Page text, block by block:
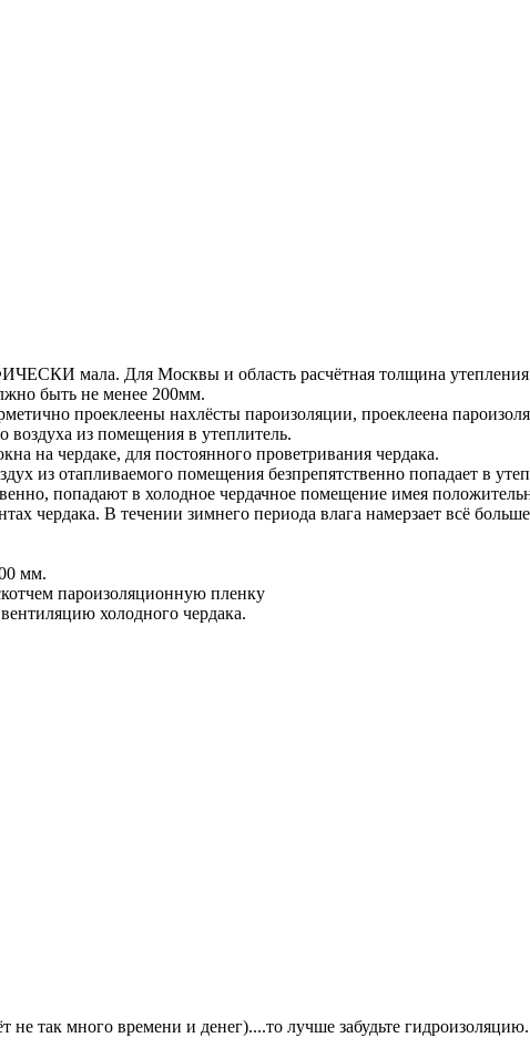
мала. Для Москвы и область расчётная толщина утепления
быть не менее 200мм.
проеклеены нахлёсты пароизоляции, проеклеена
из помещения в утеплитель.
на чердаке, для постоянного проветривания чердака.
из отапливаемого помещения безпрепятственно попадает в
попадают в холодное чердачное помещение имея
чердака. В течении зимнего периода влага намерзает всё
мм.
пароизоляционную пленку
холодного чердака.
не так много времени и денег)....то лучше забудьте